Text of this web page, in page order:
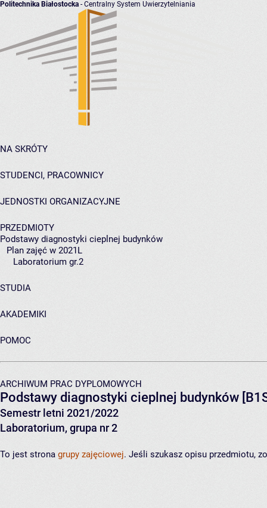
Politechnika Białostocka - Centralny System Uwierzytelniania
NA SKRÓTY
STUDENCI, PRACOWNICY
JEDNOSTKI ORGANIZACYJNE
PRZEDMIOTY
Podstawy diagnostyki cieplnej budynków
Plan zajęć w 2021L
Laboratorium gr.2
STUDIA
AKADEMIKI
POMOC
ARCHIWUM PRAC DYPLOMOWYCH
Podstawy diagnostyki cieplnej budynków
Semestr letni 2021/2022
Laboratorium, grupa nr 2
To jest strona grupy zajęciowej. Jeśli szukasz opisu przedmiotu,